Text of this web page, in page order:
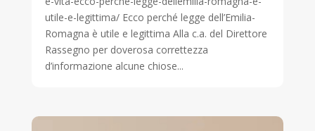
utile-e-legittima/ Ecco perché legge dell’Emilia-
Romagna è utile e legittima Alla c.a. del Direttore
Rassegno per doverosa correttezza
d’informazione alcune chiose...